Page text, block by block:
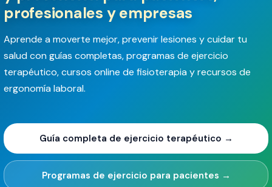
profesionales y empresas
Aprende a moverte mejor, prevenir lesiones y cuidar tu
salud con guías completas, programas de ejercicio
terapéutico, cursos online de fisioterapia y recursos de
ergonomía laboral.
Guía completa de ejercicio terapéutico →
Programas de ejercicio para pacientes →